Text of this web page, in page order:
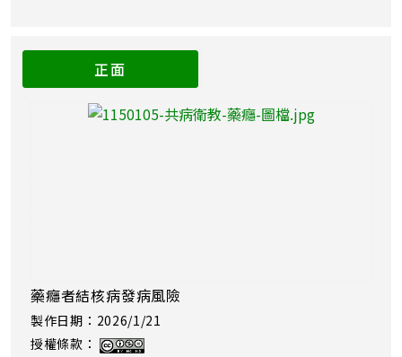
正面
藥癮者結核病發病風險
製作日期：2026/1/21
授權條款：